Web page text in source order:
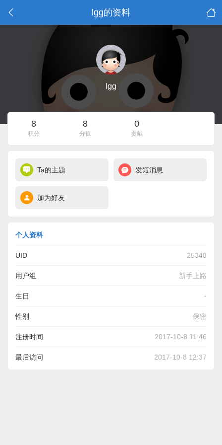
lgg的资料
lgg
8
积分
8
分值
0
贡献
Ta的主题 发短消息
加为好友
个人资料
UID 25348
用户组 新手上路
生日 -
性别 保密
注册时间 2017-10-8 11:46
最后访问 2017-10-8 12:37